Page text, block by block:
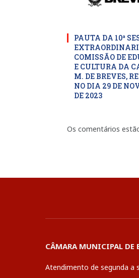
PAUTA DA 10ª
COMISSÃO DE
E CULTURA DA
M. DE BREVES,
NO DIA 29 DE
DE 2023
Os comentários
CÂMARA MUNICIPAL DE
Atendimento de segunda a